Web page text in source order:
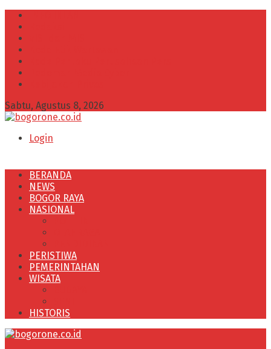
Sabtu, Agustus 8, 2026
Login
BERANDA
NEWS
BOGOR RAYA
NASIONAL
PERISTIWA
PEMERINTAHAN
WISATA
HISTORIS